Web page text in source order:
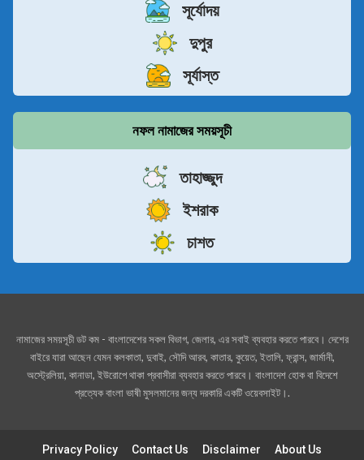
সূর্যোদয়
দুপুর
সূর্যাস্ত
নফল নামাজের সময়সূচী
তাহাজ্জুদ
ইশরাক
চাশত
নামাজের সময়সূচী ডট কম - বাংলাদেশের সকল বিভাগ, জেলার, এর সবাই ব্যবহার করতে পারবে। দেশের
বাইরে যারা আছেন যেমন কলকাতা, দুবাই, সৌদি আরব, কাতার, কুয়েত, ইতালি, ফ্রান্স, জার্মানী,
অস্ট্রেলিয়া, কানাডা, ইউরোপে থাকা প্রবাসীরা ব্যবহার করতে পারবে। বাংলাদেশ হোক বা বিদেশে
প্রত্যেক বাংলা ভাষী মুসলমানের জন্য দরকারি একটি ওয়েবসাইট।.
Privacy Policy Contact Us Disclaimer About Us